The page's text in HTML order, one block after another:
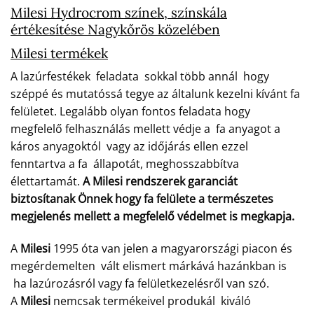
Milesi Hydrocrom színek, színskála
értékesítése Nagykőrös közelében
Milesi termékek
A lazúrfestékek feladata sokkal több annál hogy
széppé és mutatóssá tegye az általunk kezelni kívánt fa
felületet. Legalább olyan fontos feladata hogy
megfelelő felhasználás mellett védje a fa anyagot a
káros anyagoktól vagy az időjárás ellen ezzel
fenntartva a fa állapotát, meghosszabbítva
élettartamát. A Milesi rendszerek garanciát
biztosítanak Önnek hogy fa felülete a természetes
megjelenés mellett a megfelelő védelmet is megkapja.
A Milesi 1995 óta van jelen a magyarországi piacon és
megérdemelten vált elismert márkává hazánkban is
ha lazúrozásról vagy fa felületkezelésről van szó.
A Milesi nemcsak termékeivel produkál kiváló